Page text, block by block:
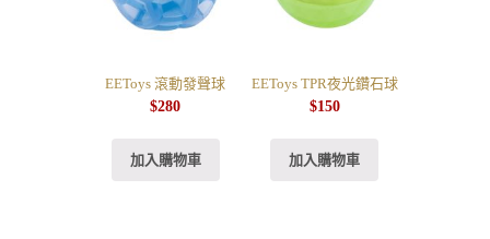
EEToys 滾動發聲球
$280
加入購物車
EEToys TPR夜光鑽石球
$150
加入購物車